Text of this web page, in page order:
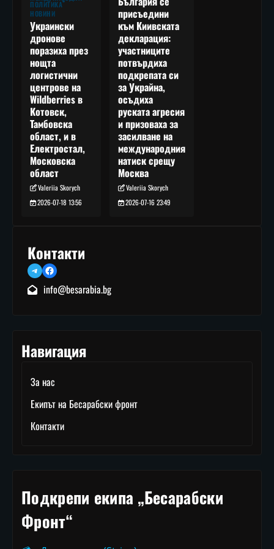
ПОЛИТИКА
НОВИНИ
Украински
дронове
поразиха през
нощта
логистични
центрове на
Wildberries в
Котовск,
Тамбовска
област, и в
Електростал,
Московска
област
Valeriia Skorych
2026-07-18 13:56
присъедини
към Киивската
декларация:
участниците
потвърдиха
подкрепата си
за Украйна,
осъдиха
руската агресия
и призоваха за
засилване на
международния
натиск срещу
Москва
Valeriia Skorych
2026-07-16 23:49
Контакти
TelegramFacebook
info@besarabia.bg
Навигация
За нас
Екипът на Бесарабски фронт
Контакти
Подкрепи екипа „Бесарабски
Фронт“